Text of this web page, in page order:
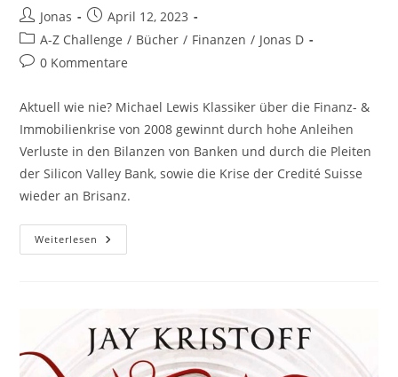
Jonas
April 12, 2023
A-Z Challenge / Bücher / Finanzen / Jonas D
0 Kommentare
Aktuell wie nie? Michael Lewis Klassiker über die Finanz- &
Immobilienkrise von 2008 gewinnt durch hohe Anleihen
Verluste in den Bilanzen von Banken und durch die Pleiten
der Silicon Valley Bank, sowie die Krise der Credité Suisse
wieder an Brisanz.
Weiterlesen